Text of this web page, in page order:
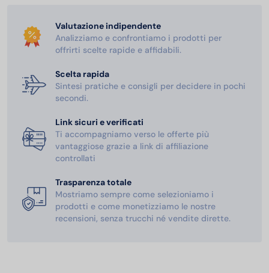
Valutazione indipendente
Analizziamo e confrontiamo i prodotti per
offrirti scelte rapide e affidabili.
Scelta rapida
Sintesi pratiche e consigli per decidere in pochi
secondi.
Link sicuri e verificati
Ti accompagniamo verso le offerte più
vantaggiose grazie a link di affiliazione
controllati
Trasparenza totale
Mostriamo sempre come selezioniamo i
prodotti e come monetizziamo le nostre
recensioni, senza trucchi né vendite dirette.